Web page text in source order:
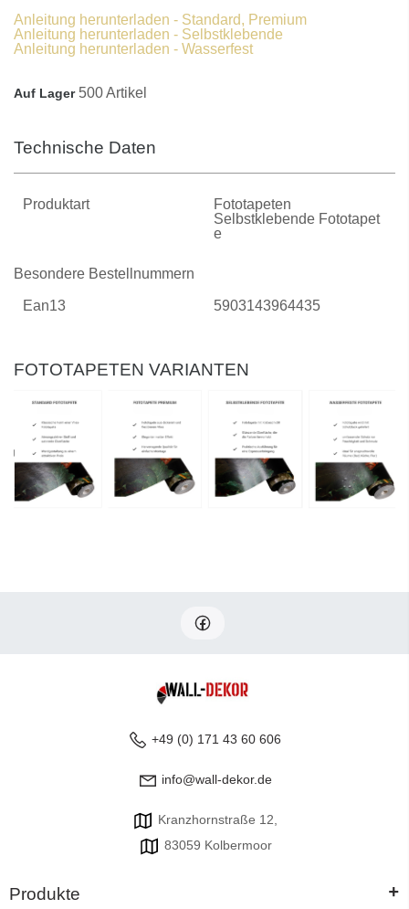
Anleitung herunterladen - Standard, Premium
Anleitung herunterladen - Selbstklebende
Anleitung herunterladen - Wasserfest
Auf Lager 500 Artikel
Technische Daten
Produktart
Fototapeten
Selbstklebende Fototapet
E
Besondere Bestellnummern
Ean13 5903143964435
FOTOTAPETEN VARIANTEN
+49 (0) 171 43 60 606
info@wall-dekor.de
Kranzhornstraße 12,
83059 Kolbermoor
Produkte +